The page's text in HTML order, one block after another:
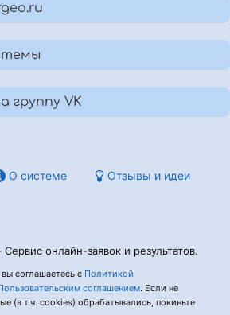
группу VK
О системе Отзывы и идеи
Сервис онлайн-заявок и результатов.
соглашаетесь с Политикой
соглашением. Если не
(в т.ч. cookies) обрабатывались, покиньте